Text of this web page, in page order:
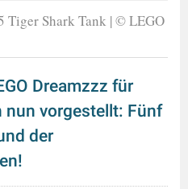
Tiger Shark Tank | © LEGO
Dreamzzz für
nun vorgestellt: Fünf
der